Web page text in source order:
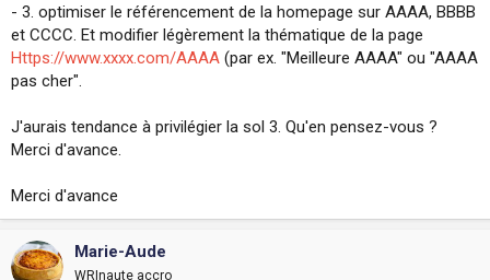
- 3. optimiser le référencement de la homepage sur AAAA, BBBB
et CCCC. Et modifier légèrement la thématique de la page
Https://www.xxxx.com/AAAA (par ex. "Meilleure AAAA" ou "AAAA
pas cher".
J'aurais tendance à privilégier la sol 3. Qu'en pensez-vous ?
Merci d'avance.
Merci d'avance
Marie-Aude
WRInaute accro